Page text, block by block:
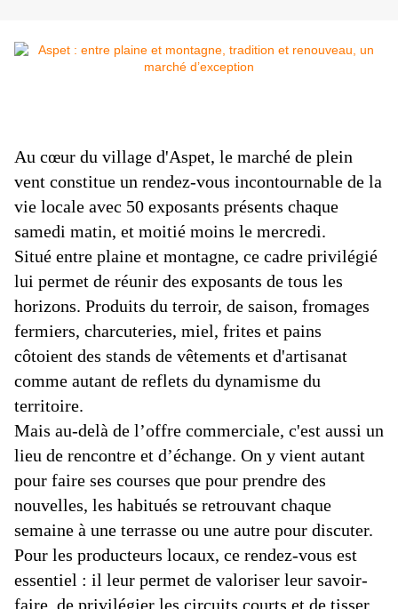
Au cœur du village d'Aspet, le marché de plein
vent constitue un rendez-vous incontournable de la
vie locale avec 50 exposants présents chaque
samedi matin, et moitié moins le mercredi.
Situé entre plaine et montagne, ce cadre privilégié
lui permet de réunir des exposants de tous les
horizons. Produits du terroir, de saison, fromages
fermiers, charcuteries, miel, frites et pains
côtoient des stands de vêtements et d'artisanat
comme autant de reflets du dynamisme du
territoire.
Mais au-delà de l’offre commerciale, c'est aussi un
lieu de rencontre et d’échange. On y vient autant
pour faire ses courses que pour prendre des
nouvelles, les habitués se retrouvant chaque
semaine à une terrasse ou une autre pour discuter.
Pour les producteurs locaux, ce rendez-vous est
essentiel : il leur permet de valoriser leur savoir-
faire, de privilégier les circuits courts et de tisser